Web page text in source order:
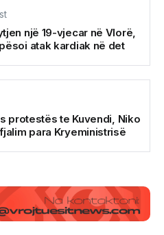
një 19-vjecar në Vlorë,
atak kardiak në det
protestës te Kuvendi, Niko
para Kryeministrisë